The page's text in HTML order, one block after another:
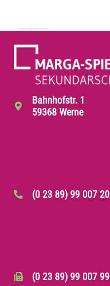
Bahnhofstr. 1
59368 Werne
(0 23 89) 99 007 20
(0 23 89) 99 007 99